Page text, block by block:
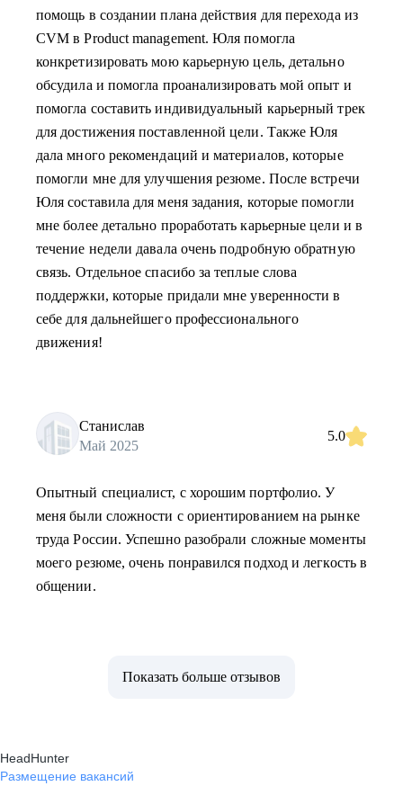
помощь в создании плана действия для перехода из
CVM в Product management. Юля помогла
конкретизировать мою карьерную цель, детально
обсудила и помогла проанализировать мой опыт и
помогла составить индивидуальный карьерный трек
для достижения поставленной цели. Также Юля
дала много рекомендаций и материалов, которые
помогли мне для улучшения резюме. После встречи
Юля составила для меня задания, которые помогли
мне более детально проработать карьерные цели и в
течение недели давала очень подробную обратную
связь. Отдельное спасибо за теплые слова
поддержки, которые придали мне уверенности в
себе для дальнейшего профессионального
движения!
Станислав
Май 2025
5.0
Опытный специалист, с хорошим портфолио. У
меня были сложности с ориентированием на рынке
труда России. Успешно разобрали сложные моменты
моего резюме, очень понравился подход и легкость в
общении.
Показать больше отзывов
HeadHunter
Размещение вакансий